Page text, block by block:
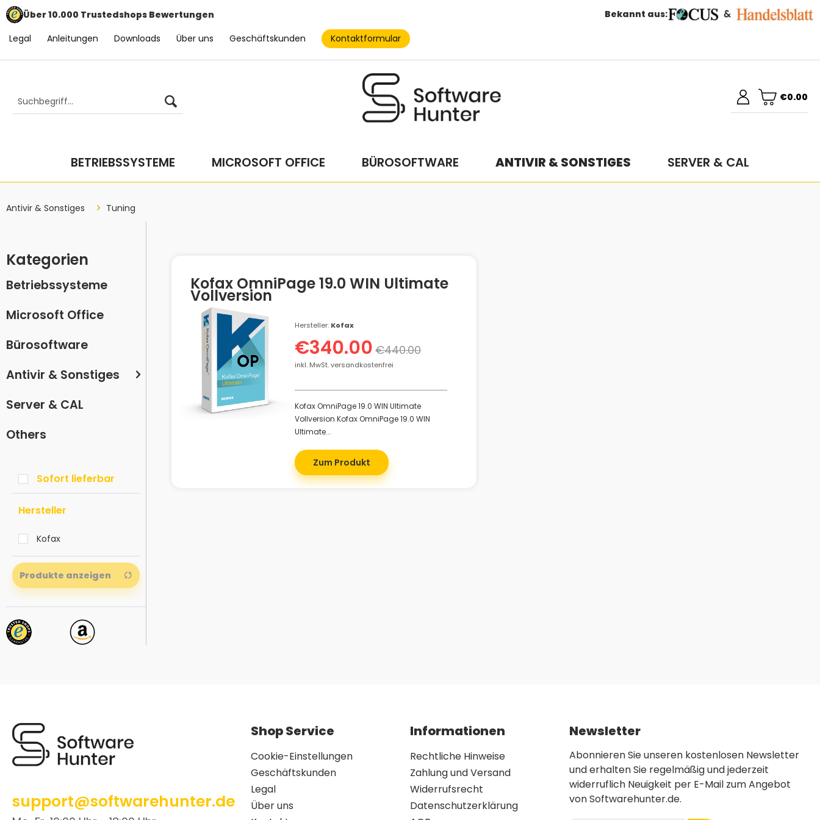
Über 10.000 Trustedshops Bewertungen
Bekannt aus:
Legal
Anleitungen Downloads Über uns Geschäftskunden Kontaktformular
€0.00
BETRIEBSSYSTEME MICROSOFT OFFICE BÜROSOFTWARE ANTIVIR & SONSTIGES SERVER & CAL
Antivir & Sonstiges Tuning
Kategorien
Betriebssysteme
Microsoft Office
Bürosoftware
Antivir & Sonstiges
Server & CAL
Others
Sofort lieferbar
Hersteller
Kofax
Produkte anzeigen
Kofax OmniPage 19.0 WIN Ultimate
Vollversion
Hersteller: Kofax
€340.00 €440.00
inkl. MwSt. versandkostenfrei
Kofax OmniPage 19.0 WIN Ultimate
Vollversion Kofax OmniPage 19.0 WIN
Ultimate...
Zum Produkt
support@softwarehunter.de
Shop Service
Cookie-Einstellungen
Geschäftskunden
Legal
Über uns
Informationen
Rechtliche Hinweise
Zahlung und Versand
Widerrufsrecht
Datenschutzerklärung
Newsletter
Abonnieren Sie unseren kostenlosen Newsletter
und erhalten Sie regelmäßig und jederzeit
widerruflich Neuigkeit per E-Mail zum Angebot
von Softwarehunter.de.